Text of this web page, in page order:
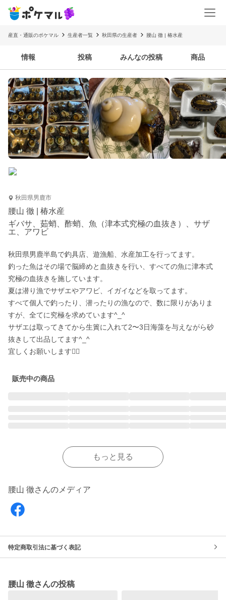
産直・通販のポケマル 生産者一覧 秋田県の生産者 腰山 徹 | 椿水産
情報 投稿 みんなの投稿 商品
秋田県男鹿市
腰山 徹 | 椿水産
ギバサ、茹蛸、酢蛸、魚（津本式究極の血抜き）、サザ
エ、アワビ
秋田県男鹿半島で釣具店、遊漁船、水産加工を行ってます。
釣った魚はその場で脳締めと血抜きを行い、すべての魚に津本式
究極の血抜きを施しています。
夏は潜り漁でサザエやアワビ、イガイなどを取ってます。
すべて個人で釣ったり、潜ったりの漁なので、数に限りがありま
すが、全てに究極を求めています^_^
サザエは取ってきてから生簀に入れて2〜3日海藻を与えながら砂
抜きして出品してます^_^
宜しくお願いします🙇‍♂️
販売中の商品
もっと見る
腰山 徹さんのメディア
特定商取引法に基づく表記
腰山 徹さんの投稿